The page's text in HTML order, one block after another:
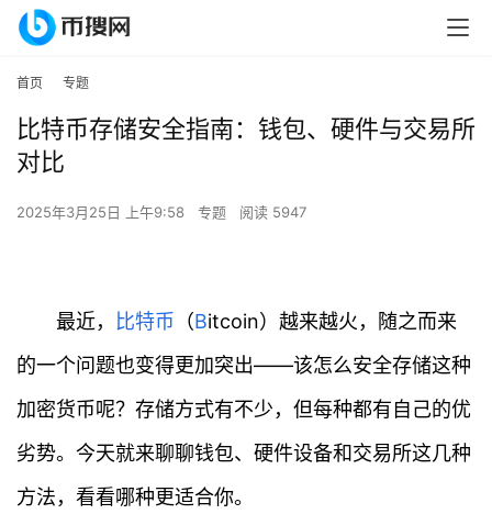
首页 专题
比特币存储安全指南：钱包、硬件与交易所
对比
2025年3月25日 上午9:58 专题 阅读 5947
最近， 比特币 （Bitcoin）越来越火，随之而来
的一个问题也变得更加突出——该怎么安全存储这种
加密货币呢？存储方式有不少，但每种都有自己的优
劣势。今天就来聊聊钱包、硬件设备和交易所这几种
方法，看看哪种更适合你。